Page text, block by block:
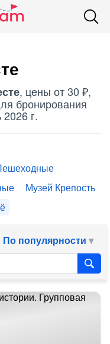
, цены от 30 ₽,
бронирования
2026 г.
Музей Крепость
По популярности